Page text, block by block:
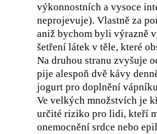
výkonnostních a vysoce
neprojevuje). Vlastně za
aniž bychom byli výrazně
šetření látek v těle, které
Na druhou stranu zvyšuje
pije alespoň dvě kávy
jogurt pro doplnění
Ve velkých množstvích je
určité riziko pro lidi, kteří
onemocnění srdce nebo